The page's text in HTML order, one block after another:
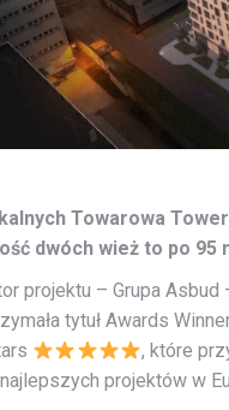
Towarowa
dwóch wież to po 95
projektu – Grupa
tytuł Awards
, które
projektów w